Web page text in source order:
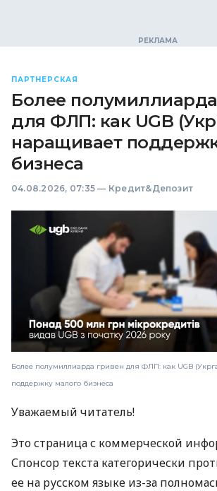
ПАРТНЕРСКАЯ
Более
для ФЛП: как UGB
наращивает
бизнеса
04.08.2026, 07:35 — Кредит&Депозит
Более полумиллиарда гривен для ФЛП: как UGB
поддержку малого бизнеса
Уважаемый читатель!
Это страница с коммерческой
Спонсор текста категорически
ее на русском языке из-за